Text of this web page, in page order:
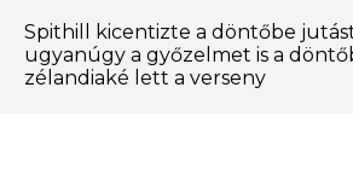
Spithill kicentizte a döntőbe
ugyanúgy a győzelmet is a
zélandiaké lett a verseny